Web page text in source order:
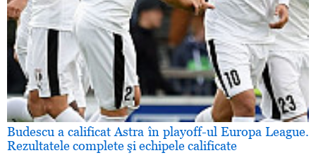
Budescu a calificat Astra în playoff-ul Europa League.
Rezultatele complete şi echipele calificate